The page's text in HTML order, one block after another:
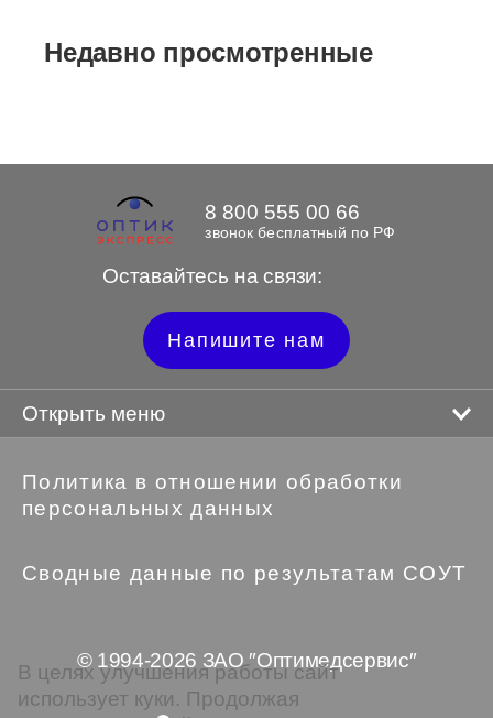
Недавно просмотренные
Оставайтесь на связи:
8 800 555 00 66
звонок бесплатный по РФ
Напишите нам
Открыть меню
Политика в отношении обработки
персональных данных
Сводные данные по результатам СОУТ
© 1994-2026 ЗАО ″Оптимедсервис″
В целях улучшения работы сайт
использует куки. Продолжая